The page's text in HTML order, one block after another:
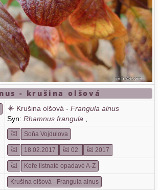
- krušina olšová
Krušina olšová - Frangula alnus
Syn: Rhamnus frangula
Soňa Vojdulova
18.02.2017 02. 2017
Keře listnaté opadavé A-Z
Krušina olšová - Frangula alnus